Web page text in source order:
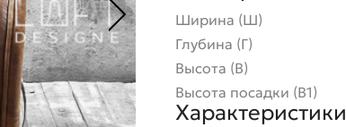
Ширина (Ш)
Глубина (Г)
Высота (В)
Высота посадки (В1)
Характеристики